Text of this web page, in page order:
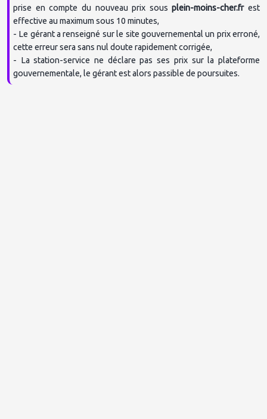
prise en compte du nouveau prix sous plein-moins-cher.fr est
effective au maximum sous 10 minutes,
- Le gérant a renseigné sur le site gouvernemental un prix erroné,
cette erreur sera sans nul doute rapidement corrigée,
- La station-service ne déclare pas ses prix sur la plateforme